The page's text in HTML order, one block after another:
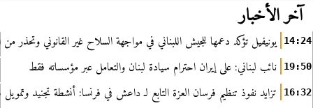
آخر الأخبار
14:24 يونيفيل تؤكد دعمها للجيش اللبناني في مواجهة السلاح غير القانوني وتحذر من
19:50 نائب لبناني: على إيران احترام سيادة لبنان والتعامل عبر مؤسساته فقط
16:32 تزايد نفوذ تنظيم فرسان العزة التابع لـ داعش في فرنسا: أنشطة تجنيد